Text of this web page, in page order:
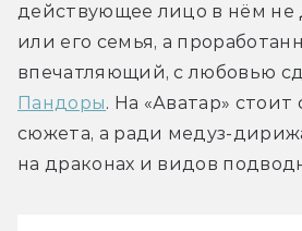
действующее лицо в нём не
или его семья, а
впечатляющий, с любовью
Пандоры. На «Аватар»
сюжета, а ради медуз-
на драконах и видов